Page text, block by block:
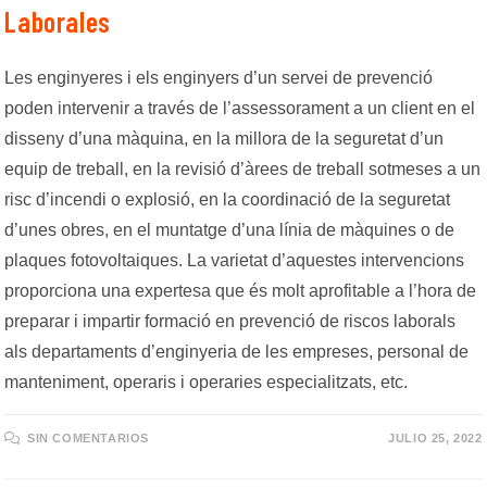
Laborales
Les enginyeres i els enginyers d’un servei de prevenció
poden intervenir a través de l’assessorament a un client en el
disseny d’una màquina, en la millora de la seguretat d’un
equip de treball, en la revisió d’àrees de treball sotmeses a un
risc d’incendi o explosió, en la coordinació de la seguretat
d’unes obres, en el muntatge d’una línia de màquines o de
plaques fotovoltaiques. La varietat d’aquestes intervencions
proporciona una expertesa que és molt aprofitable a l’hora de
preparar i impartir formació en prevenció de riscos laborals
als departaments d’enginyeria de les empreses, personal de
manteniment, operaris i operaries especialitzats, etc.
SIN COMENTARIOS JULIO 25, 2022